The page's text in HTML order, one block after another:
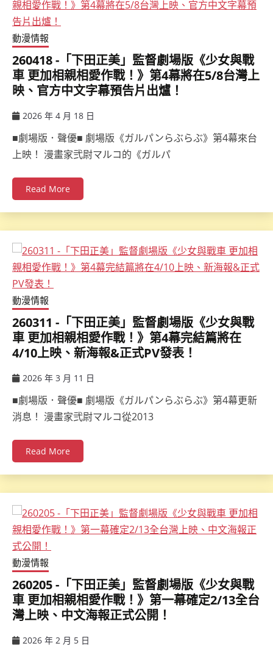
動漫情報
260418 -「下田正美」監督劇場版《少女與戰
車 更加相親相愛作戰！》第4幕將在5/8台灣上
映、官方中文字幕預告片出爐！
2026 年 4 月 18 日
■劇場版．聲優■ 劇場版《ガルパンらぶらぶ》第4幕來台
上映！ 漫畫家弐尉マルコ的《ガルパ
Read More
動漫情報
260311 -「下田正美」監督劇場版《少女與戰
車 更加相親相愛作戰！》第4幕完結篇將在
4/10上映、新海報&正式PV發表！
2026 年 3 月 11 日
■劇場版．聲優■ 劇場版《ガルパンらぶらぶ》第4幕更新
消息！ 漫畫家弐尉マルコ從2013
Read More
動漫情報
260205 -「下田正美」監督劇場版《少女與戰
車 更加相親相愛作戰！》第一幕確定2/13全台
灣上映、中文海報正式公開！
2026 年 2 月 5 日